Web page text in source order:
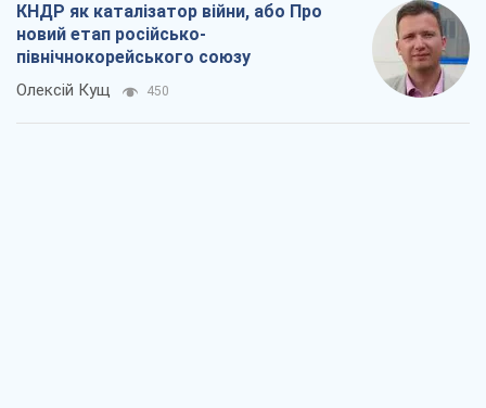
КНДР як каталізатор війни, або Про
новий етап російсько-
північнокорейського союзу
Олексій Кущ 450